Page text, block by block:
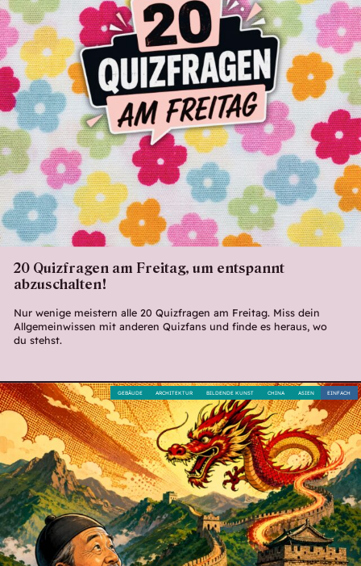
20 Quizfragen am Freitag, um entspannt
abzuschalten!
Nur wenige meistern alle 20 Quizfragen am Freitag. Miss dein
Allgemeinwissen mit anderen Quizfans und finde es heraus, wo
du stehst.
EINFACH
ASIEN
CHINA
BILDENDE KUNST
ARCHITEKTUR
GEBÄUDE